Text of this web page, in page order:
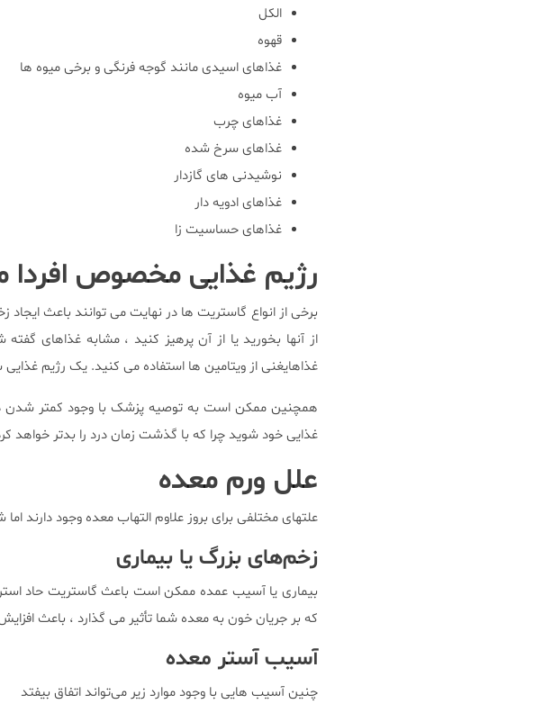
الکل
قهوه
غذاهای اسیدی مانند گوجه فرنگی و برخی میوه ها
آب میوه
غذاهای چرب
غذاهای سرخ شده
نوشیدنی های گازدار
غذاهای ادویه دار
غذاهای حساسیت زا
رژیم غذایی مخصوص افردا
برخی از انواع گاستریت ها در نهایت می توانند باعث
از آنها بخورید یا از آن پرهیز کنید ، مشابه غذاهای
غذاهایغنی از ویتامین ها استفاده می کنید. یک رژیم
همچنین ممکن است به توصیه پزشک با وجود کمتر شدن
غذایی خود شوید چرا که با گذشت زمان درد را بدتر خواهد
علل ورم معده
علتهای مختلفی برای بروز علاوم التهاب معده وجود دارند اما
زخم‌های بزرگ یا بیماری
بیماری یا آسیب عمده ممکن است باعث گاستریت حاد
که بر جریان خون به معده شما تأثیر می گذارد ، باعث
آسیب آستر معده
چنین آسیب هایی با وجود موارد زیر می‌تواند اتفاق بیفتد